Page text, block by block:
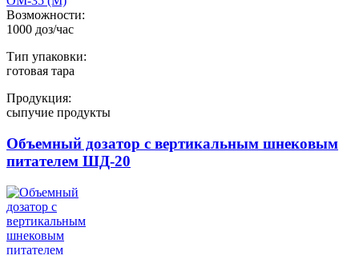
Возможности:
1000 доз/час
Тип упаковки:
готовая тара
Продукция:
сыпучие продукты
Объемный дозатор c вертикальным шнековым
питателем ШД-20